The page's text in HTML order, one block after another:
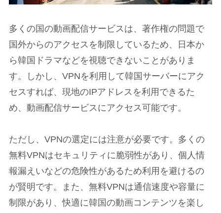
多くの国の動画配信サービスは、著作権の問題で
国外からのアクセスを制限しているため、日本か
ら韓国ドラマなどを視聴できないことがありま
す。しかし、VPNを利用して韓国サーバーにアク
セスすれば、現地のIPアドレスを利用できるた
め、動画配信サービスにアクセス可能です。
ただし、VPNの選定には注意が必要です。多くの
無料VPNはセキュリティに脆弱性があり、個人情
報漏えいなどの危険性があるため利用を避けるの
が賢明です。また、無料VPNは通信速度や容量に
制限があり、快適に韓国の動画コンテンツを楽し